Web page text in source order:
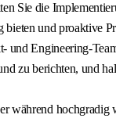
Sie die
und proaktive
und Engineering-
zu berichten, und
während